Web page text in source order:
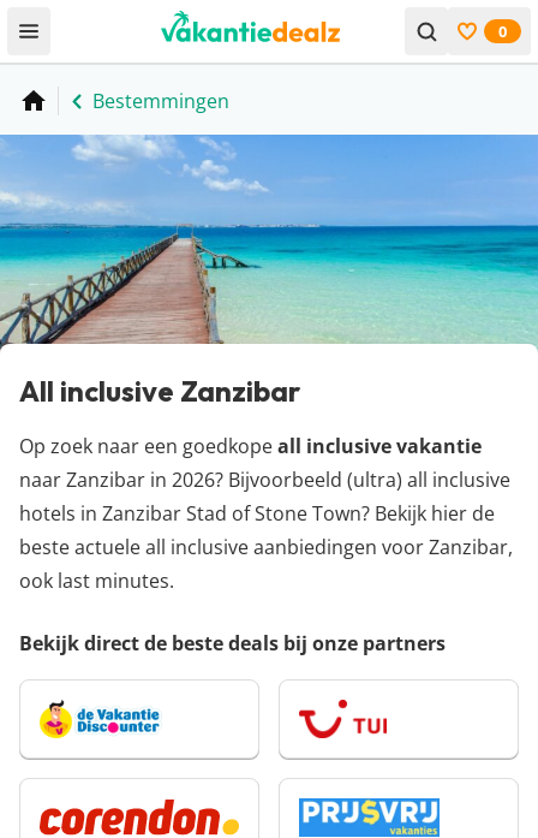
Open menu Bekijk
0
Home
Bestemmingen
All inclusive Zanzibar
Op zoek naar een goedkopeall inclusive vakantie
naar Zanzibar in 2026? Bijvoorbeeld (ultra) all inclusive
hotels in Zanzibar Stad of Stone Town? Bekijk hier de
beste actuele all inclusive aanbiedingen voor Zanzibar,
ook last minutes.
Bekijk direct de beste deals bij onze partners